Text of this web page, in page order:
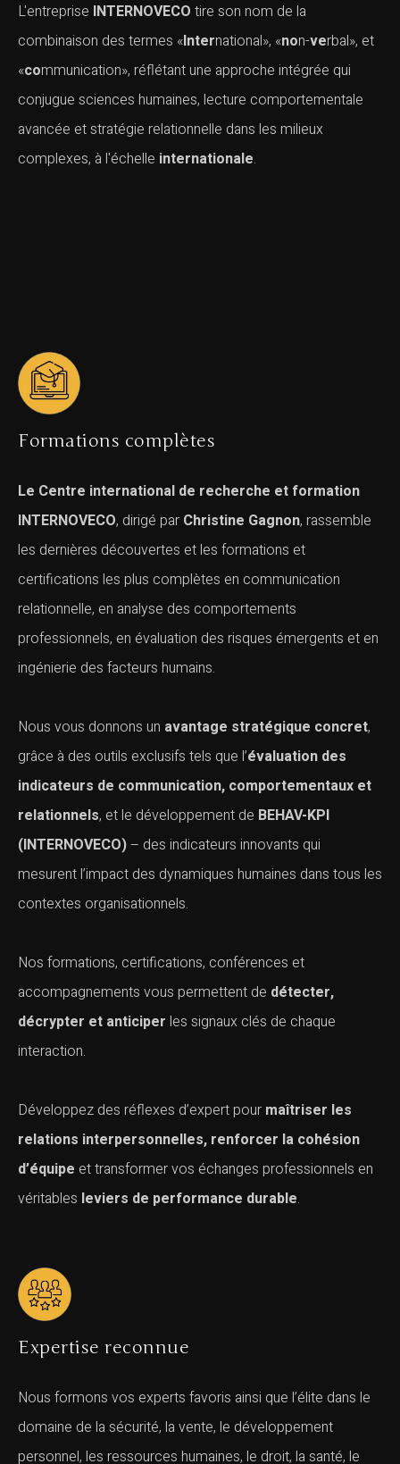
L'entreprise INTERNOVECO tire son nom de la
combinaison des termes «International», «non-verbal», et
«communication», réflétant une approche intégrée qui
conjugue sciences humaines, lecture comportementale
avancée et stratégie relationnelle dans les milieux
complexes, à l'échelle internationale.
Formations complètes
Le Centre international de recherche et formation
INTERNOVECO, dirigé par Christine Gagnon, rassemble
les dernières découvertes et les formations et
certifications les plus complètes en communication
relationnelle, en analyse des comportements
professionnels, en évaluation des risques émergents et en
ingénierie des facteurs humains.
Nous vous donnons un avantage stratégique concret,
grâce à des outils exclusifs tels que l’évaluation des
indicateurs de communication, comportementaux et
relationnels, et le développement de BEHAV-KPI
(INTERNOVECO)– des indicateurs innovants qui
mesurent l’impact des dynamiques humaines dans tous les
contextes organisationnels.
Nos formations, certifications, conférences et
accompagnements vous permettent de détecter,
décrypter et anticiper les signaux clés de chaque
interaction.
Développez des réflexes d’expert pour maîtriser les
relations interpersonnelles, renforcer la cohésion
d’équipe et transformer vos échanges professionnels en
véritables leviers de performance durable.
Expertise reconnue
Nous formons vos experts favoris ainsi que l’élite dans le
domaine de la sécurité, la vente, le développement
personnel, les ressources humaines, le droit, la santé, le